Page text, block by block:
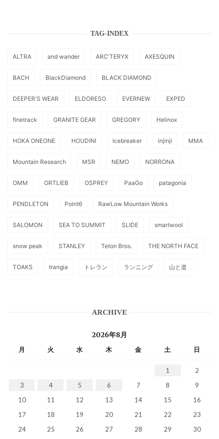
TAG-INDEX
ALTRA and wander ARC'TERYX AXESQUIN
BACH BlackDiamond BLACK DIAMOND
DEEPER'S WEAR ELDORESO EVERNEW EXPED
finetrack GRANITE GEAR GREGORY Helinox
HOKA ONEONE HOUDINI Icebreaker injinji MMA
Mountain Research MSR NEMO NORRONA
OMM ORTLIEB OSPREY PaaGo patagonia
PENDLETON Point6 RawLow Mountain Works
SALOMON SEA TO SUMMIT SLIDE smartwool
snow peak STANLEY Teton Bros. THE NORTH FACE
TOAKS trangia トレラン ランニング 山と道
ARCHIVE
2026年8月
月 火 水 木 金 土 日
1
2
3
4 5 6 7 8
9
10
11 12 13 14 15
16
17
18 19 20 21 22
23
24
25 26 27 28 29 30